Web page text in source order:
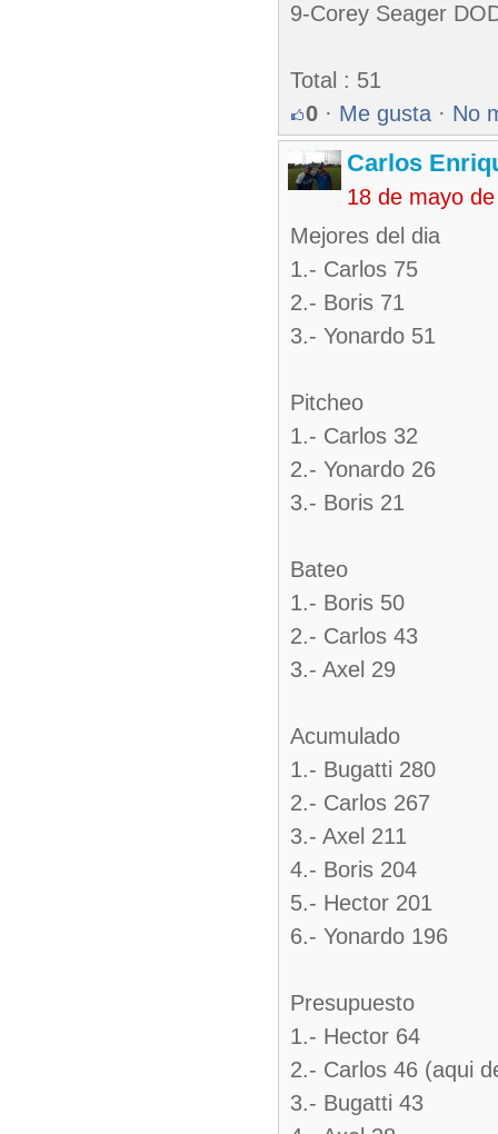
9-Corey Seager
Total : 51
0 · Me gusta · No
Carlos
18 de mayo
Mejores del dia
1.- Carlos 75
2.- Boris 71
3.- Yonardo 51
Pitcheo
1.- Carlos 32
2.- Yonardo 26
3.- Boris 21
Bateo
1.- Boris 50
2.- Carlos 43
3.- Axel 29
Acumulado
1.- Bugatti 280
2.- Carlos 267
3.- Axel 211
4.- Boris 204
5.- Hector 201
6.- Yonardo 196
Presupuesto
1.- Hector 64
2.- Carlos 46 (aqui
3.- Bugatti 43